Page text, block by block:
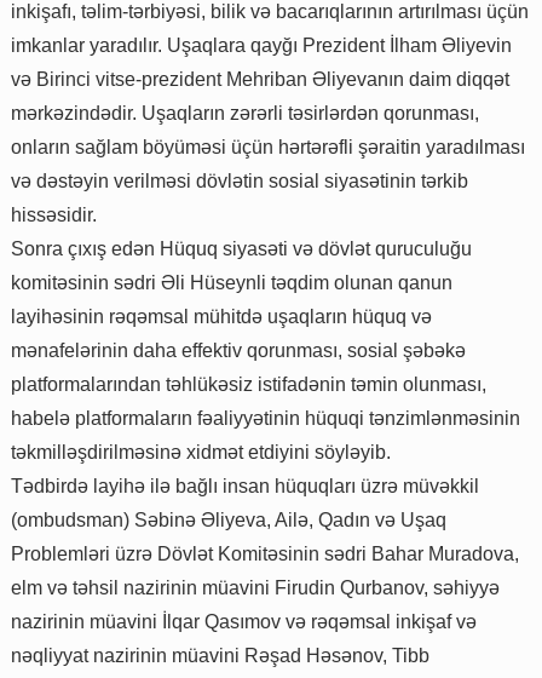
inkişafı, təlim-tərbiyəsi, bilik və bacarıqlarının artırılması üçün
imkanlar yaradılır. Uşaqlara qayğı Prezident İlham Əliyevin
və Birinci vitse-prezident Mehriban Əliyevanın daim diqqət
mərkəzindədir. Uşaqların zərərli təsirlərdən qorunması,
onların sağlam böyüməsi üçün hərtərəfli şəraitin yaradılması
və dəstəyin verilməsi dövlətin sosial siyasətinin tərkib
hissəsidir.
Sonra çıxış edən Hüquq siyasəti və dövlət quruculuğu
komitəsinin sədri Əli Hüseynli təqdim olunan qanun
layihəsinin rəqəmsal mühitdə uşaqların hüquq və
mənafelərinin daha effektiv qorunması, sosial şəbəkə
platformalarından təhlükəsiz istifadənin təmin olunması,
habelə platformaların fəaliyyətinin hüquqi tənzimlənməsinin
təkmilləşdirilməsinə xidmət etdiyini söyləyib.
Tədbirdə layihə ilə bağlı insan hüquqları üzrə müvəkkil
(ombudsman) Səbinə Əliyeva, Ailə, Qadın və Uşaq
Problemləri üzrə Dövlət Komitəsinin sədri Bahar Muradova,
elm və təhsil nazirinin müavini Firudin Qurbanov, səhiyyə
nazirinin müavini İlqar Qasımov və rəqəmsal inkişaf və
nəqliyyat nazirinin müavini Rəşad Həsənov, Tibb